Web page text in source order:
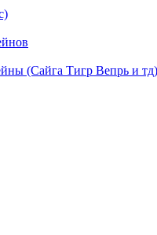
(Сайга Тигр Вепрь и тд)